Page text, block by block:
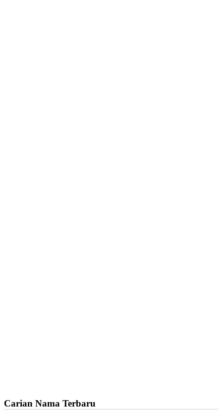
Carian Nama Terbaru